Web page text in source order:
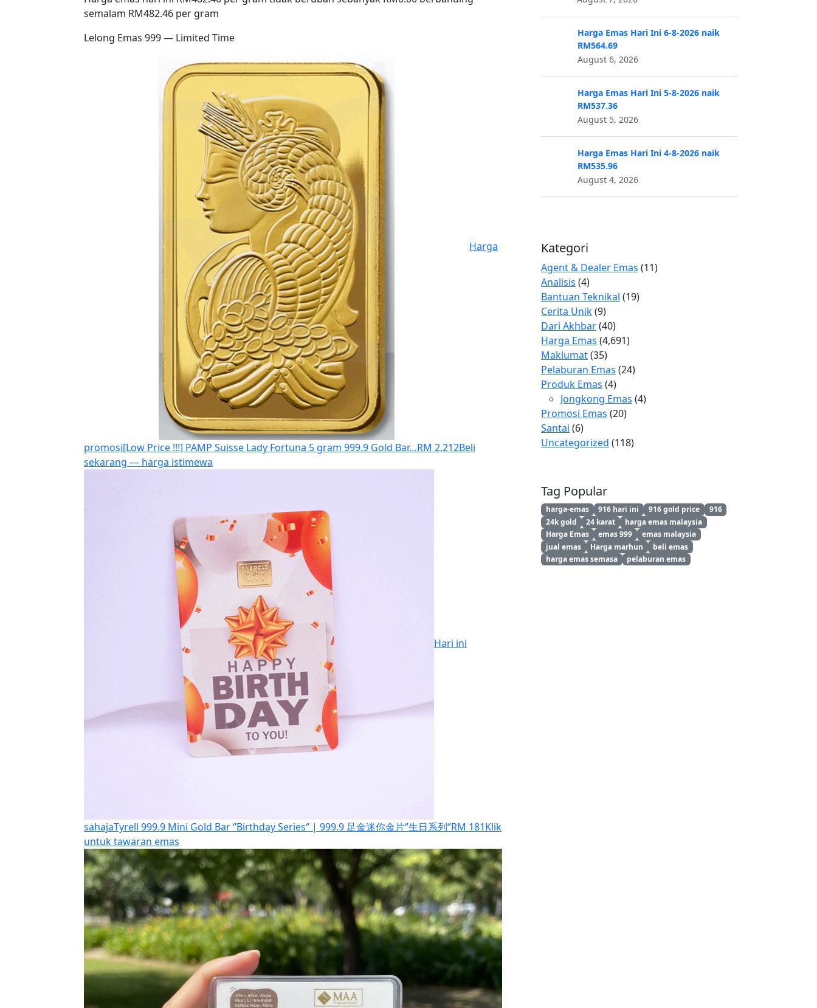
semalam RM482.46 per gram
Lelong Emas 999 — Limited Time
Harga
promosi[Low Price !!!] PAMP Suisse Lady Fortuna 5 gram 999.9 Gold Bar…RM 2,212Beli
sekarang — harga istimewa
Hari ini
sahajaTyrell 999.9 Mini Gold Bar ‘’Birthday Series‘’ | 999.9 足金迷你金片‘’生日系列‘’RM 181Klik
untuk tawaran emas
Harga Emas Hari Ini 6-8-2026 naik
RM564.69
August 6, 2026
Harga Emas Hari Ini 5-8-2026 naik
RM537.36
August 5, 2026
Harga Emas Hari Ini 4-8-2026 naik
RM535.96
August 4, 2026
Kategori
Agent & Dealer Emas (11)
Analisis (4)
Bantuan Teknikal (19)
Cerita Unik(9)
Dari Akhbar(40)
Harga Emas (4,691)
Maklumat(35)
Pelaburan Emas (24)
Produk Emas (4)
Jongkong Emas (4)
Promosi Emas (20)
Santai (6)
Uncategorized (118)
Tag Popular
harga-emas 916 hari ini 916 gold price
916
24k gold
24 karat
harga emas malaysia
Harga Emas
emas 999
emas malaysia
jual emas
Harga marhun
beli emas
harga emas semasa
pelaburan emas